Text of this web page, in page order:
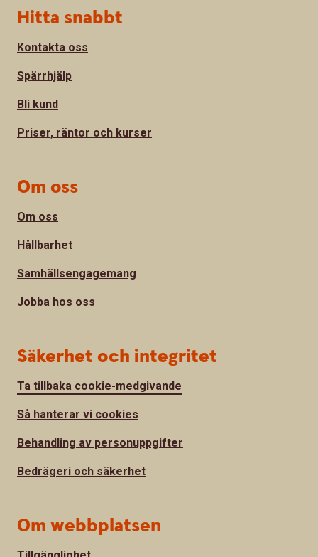
Sidfot
Hitta snabbt
Kontakta oss
Spärrhjälp
Bli kund
Priser, räntor och kurser
Om oss
Om oss
Hållbarhet
Samhällsengagemang
Jobba hos oss
Säkerhet och integritet
Ta tillbaka cookie-medgivande
Så hanterar vi cookies
Behandling av personuppgifter
Bedrägeri och säkerhet
Om webbplatsen